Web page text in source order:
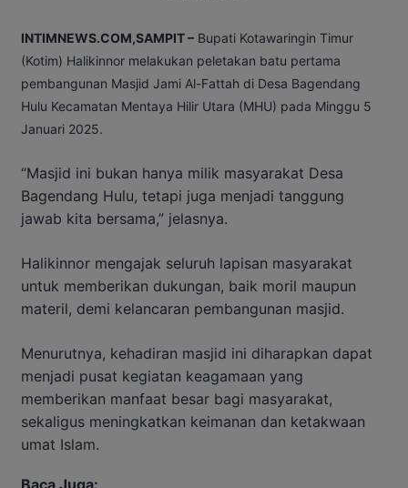
INTIMNEWS.COM,SAMPIT – Bupati Kotawaringin Timur
(Kotim) Halikinnor melakukan peletakan batu pertama
pembangunan Masjid Jami Al-Fattah di Desa Bagendang
Hulu Kecamatan Mentaya Hilir Utara (MHU) pada Minggu 5
Januari 2025.
“Masjid ini bukan hanya milik masyarakat Desa
Bagendang Hulu, tetapi juga menjadi tanggung
jawab kita bersama,” jelasnya.
Halikinnor mengajak seluruh lapisan masyarakat
untuk memberikan dukungan, baik moril maupun
materil, demi kelancaran pembangunan masjid.
Menurutnya, kehadiran masjid ini diharapkan dapat
menjadi pusat kegiatan keagamaan yang
memberikan manfaat besar bagi masyarakat,
sekaligus meningkatkan keimanan dan ketakwaan
umat Islam.
Baca Juga: